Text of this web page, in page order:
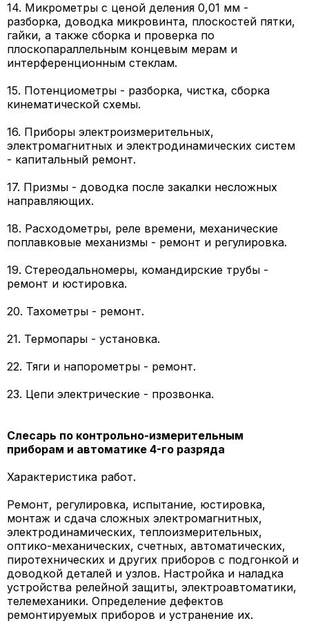
14. Микрометры с ценой деления 0,01 мм -
разборка, доводка микровинта, плоскостей пятки,
гайки, а также сборка и проверка по
плоскопараллельным концевым мерам и
интерференционным стеклам.
15. Потенциометры - разборка, чистка, сборка
кинематической схемы.
16. Приборы электроизмерительных,
электромагнитных и электродинамических систем
- капитальный ремонт.
17. Призмы - доводка после закалки несложных
направляющих.
18. Расходометры, реле времени, механические
поплавковые механизмы - ремонт и регулировка.
19. Стереодальномеры, командирские трубы -
ремонт и юстировка.
20. Тахометры - ремонт.
21. Термопары - установка.
22. Тяги и напорометры - ремонт.
23. Цепи электрические - прозвонка.
Слесарь по контрольно-измерительным
приборам и автоматике 4-го разряда
Характеристика работ.
Ремонт, регулировка, испытание, юстировка,
монтаж и сдача сложных электромагнитных,
электродинамических, теплоизмерительных,
оптико-механических, счетных, автоматических,
пиротехнических и других приборов с подгонкой и
доводкой деталей и узлов. Настройка и наладка
устройства релейной защиты, электроавтоматики,
телемеханики. Определение дефектов
ремонтируемых приборов и устранение их.